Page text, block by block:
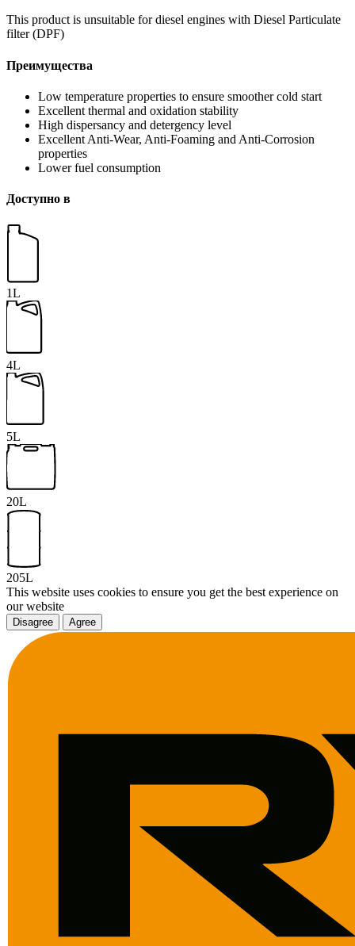
This product is unsuitable for diesel engines with Diesel Particulate
filter (DPF)
Преимущества
Low temperature properties to ensure smoother cold start
Excellent thermal and oxidation stability
High dispersancy and detergency level
Excellent Anti-Wear, Anti-Foaming and Anti-Corrosion
properties
Lower fuel consumption
Доступно в
1L
4L
5L
20L
205L
This website uses cookies to ensure you get the best experience on
our website
Disagree Agree